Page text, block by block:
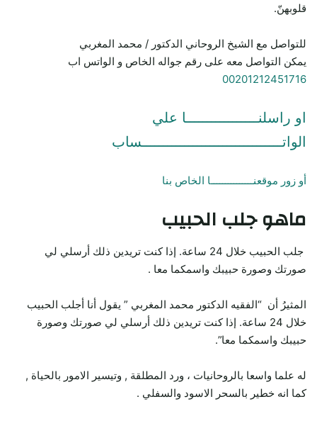
قلوبهنّ.
للتواصل مع الشيخ الروحاني الدكتور / محمد المغربي
يمكن التواصل معه على رقم جواله الخاص و الواتس اب
00201212451716
او راسلنـــــــــــــــــا علي
الواتـــــــــــــــــــــــــــــــــساب
أو زور موقعنـــــــــــــــا الخاص بنا
ماهو جلب الحبيب
جلب الحبيب خلال 24 ساعة. إذا كنت تريدين ذلك أرسلي لي
صورتك وصورة حبيبك واسمكما معا .
المثيرُ أن “الفقيه الدكتور محمد المغربي ” يقول أنا أجلب الحبيب
خلال 24 ساعة. إذا كنت تريدين ذلك أرسلي لي صورتك وصورة
حبيبك واسمكما معا”.
له علما واسعا بالروحانيات ، ورد المطلقة , وتيسير الامور بالحياة ,
كما انه خطير بالسحر الاسود والسفلي .